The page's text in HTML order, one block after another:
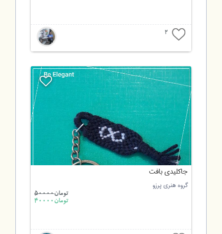
2
جاکلیدی بافت
گروه هنری پرزو
تومان50000
تومان40000